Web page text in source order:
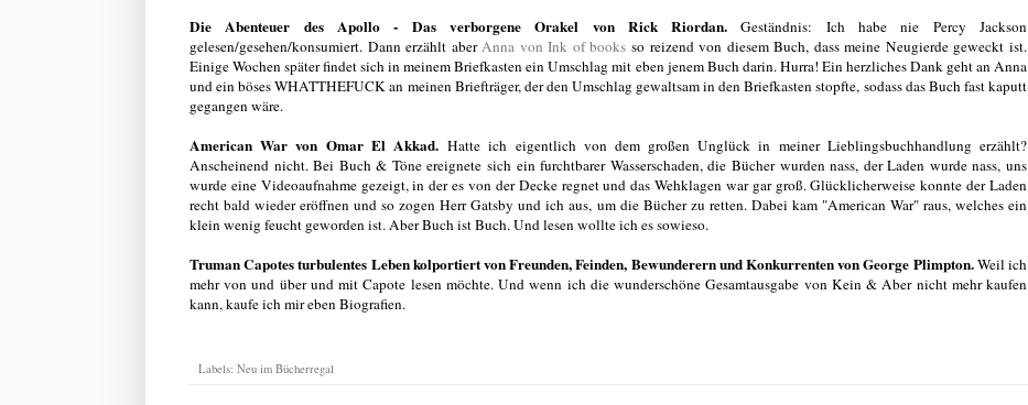
Die Abenteuer des Apollo - Das verborgene Orakel von Rick Riordan. Geständnis: Ich habe nie Percy Jackson
gelesen/gesehen/konsumiert. Dann erzählt aber Anna von Ink of books so reizend von diesem Buch, dass meine Neugierde geweckt ist.
Einige Wochen später findet sich in meinem Briefkasten ein Umschlag mit eben jenem Buch darin. Hurra! Ein herzliches Dank geht an Anna
und ein böses WHATTHEFUCK an meinen Briefträger, der den Umschlag gewaltsam in den Briefkasten stopfte, sodass das Buch fast kaputt
gegangen wäre.
American War von Omar El Akkad.Hatte ich eigentlich von dem großen Unglück in meiner Lieblingsbuchhandlung erzählt?
Anscheinend nicht. Bei Buch & Töne ereignete sich ein furchtbarer Wasserschaden, die Bücher wurden nass, der Laden wurde nass, uns
wurde eine Videoaufnahme gezeigt, in der es von der Decke regnet und das Wehklagen war gar groß. Glücklicherweise konnte der Laden
recht bald wieder eröffnen und so zogen Herr Gatsby und ich aus, um die Bücher zu retten. Dabei kam "American War" raus, welches ein
klein wenig feucht geworden ist. Aber Buch ist Buch. Und lesen wollte ich es sowieso.
Truman Capotes turbulentes Leben kolportiert von Freunden, Feinden, Bewunderern und Konkurrenten von George Plimpton.Weil ich
mehr von und über und mit Capote lesen möchte. Und wenn ich die wunderschöne Gesamtausgabe von Kein & Aber nicht mehr kaufen
kann, kaufe ich mir eben Biografien.
Labels: Neu im Bücherregal